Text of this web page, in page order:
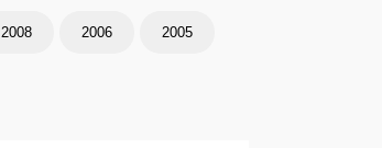
2008 2006 2005